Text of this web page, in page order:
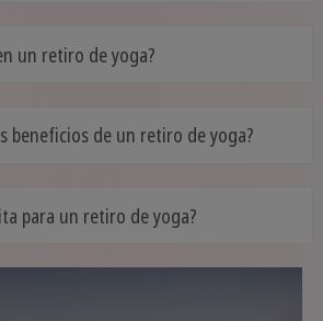
un retiro de yoga?
beneficios de un retiro de yoga?
para un retiro de yoga?